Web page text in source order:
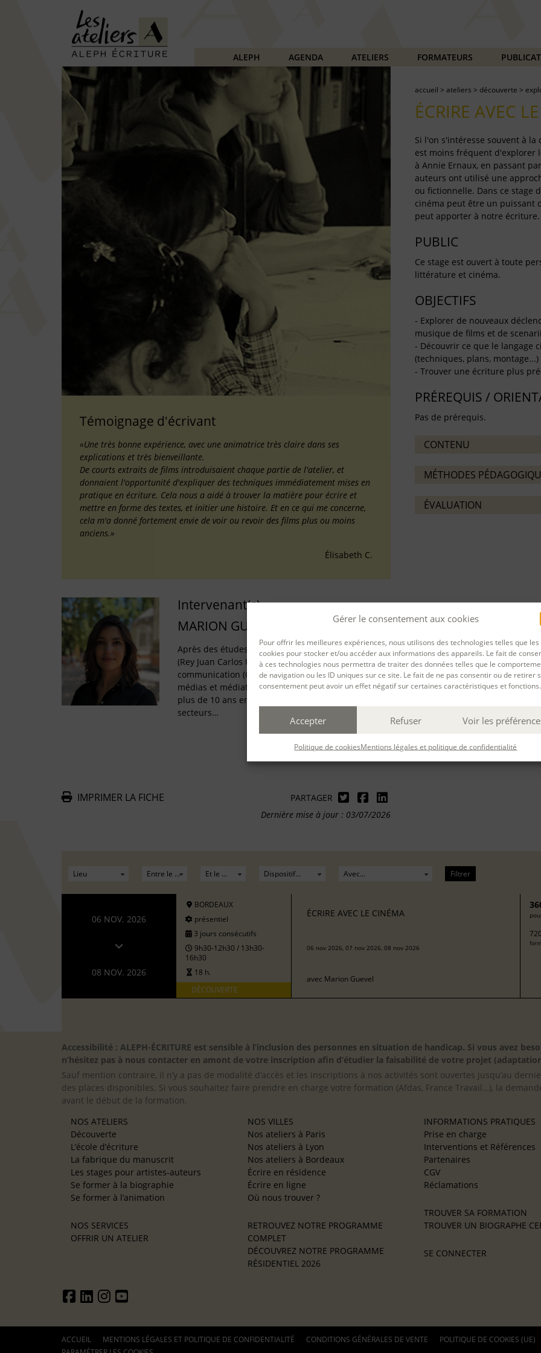
Gérer le consentement aux cookies
Pour offrir les meilleures expériences, nous utilisons des technologies telles que les
cookies pour stocker et/ou accéder aux informations des appareils. Le fait de
à ces technologies nous permettra de traiter des données telles que le
de navigation ou les ID uniques sur ce site. Le fait de ne pas consentir ou de retirer
consentement peut avoir un effet négatif sur certaines caractéristiques et fonctions.
Accepter Refuser Voir les
Politique de cookiesMentions légales et politique de confidentialité
ALEPH AGENDA ATELIERS FORMATEURS
Témoignage d'écrivant
«Une très bonne expérience, avec une animatrice très claire dans ses
explications et très bienveillante.
De courts extraits de films introduisaient chaque partie de l'atelier, et
donnaient l'opportunité d'expliquer des techniques immédiatement mises en
pratique en écriture. Cela nous a aidé à trouver la matière pour écrire et
mettre en forme des textes, et initier une histoire. Et en ce qui me concerne,
cela m'a donné fortement envie de voir ou revoir des films plus ou moins
anciens.»
Élisabeth C.
Intervenant(s)
MARION GUEVEL
Après des études de lettres (Sorbonne), en cinéma
(Rey Juan Carlos Universidad, Madrid) et en
communication (CELSA) avec une spécialisation en
médias et médiatisation, Marion a exercé pendant
plus de 10 ans en France et en Espagne dans des
secteurs…
IMPRIMER LA FICHE
PARTAGER
Dernière mise à jour : 03/07/2026
accueil > ateliers > découverte >
ÉCRIRE AVEC
Si l'on s'intéresse souvent à
est moins fréquent d'explorer
à Annie Ernaux, en passant
auteurs ont utilisé une
ou fictionnelle. Dans ce stage
cinéma peut être un puissant
peut apporter à notre écriture.
PUBLIC
Ce stage est ouvert à toute
littérature et cinéma.
OBJECTIFS
- Explorer de nouveaux
musique de films et de scenarii
- Découvrir ce que le langage
(techniques, plans, montage...)
- Trouver une écriture plus
PRÉREQUIS /
Pas de prérequis.
CONTENU
MÉTHODES
ÉVALUATION
Filtrer
06 NOV. 2026
08 NOV. 2026
BORDEAUX
présentiel
3 jours consécutifs
9h30-12h30 / 13h30-
16h30
18 h.
DÉCOUVERTE
ÉCRIRE AVEC LE CINÉMA
06 nov 2026, 07 nov 2026, 08 nov 2026
avec Marion Guevel
Accessibilité : ALEPH-ÉCRITURE est sensible à l’inclusion des personnes en situation de handicap. Si vous avez
n’hésitez pas à nous contacter en amont de votre inscription afin d’étudier la faisabilité de votre projet
Sauf mention contraire, il n’y a pas de modalité d’accès et les inscriptions à nos activités sont ouvertes jusqu’au
des places disponibles. Si vous souhaitez faire prendre en charge votre formation (Afdas, France Travail…), la
avant le début de la formation.
NOS ATELIERS
Découverte
L’école d’écriture
La fabrique du manuscrit
Les stages pour artistes-auteurs
Se former à la biographie
Se former à l’animation
NOS SERVICES
OFFRIR UN ATELIER
NOS VILLES
Nos ateliers à Paris
Nos ateliers à Lyon
Nos ateliers à Bordeaux
Écrire en résidence
Écrire en ligne
Où nous trouver ?
RETROUVEZ NOTRE PROGRAMME
COMPLET
DÉCOUVREZ NOTRE PROGRAMME
RÉSIDENTIEL 2026
INFORMATIONS PRATIQUES
Prise en charge
Interventions et Références
Partenaires
CGV
Réclamations
TROUVER SA FORMATION
TROUVER UN BIOGRAPHE
SE CONNECTER
ACCUEIL MENTIONS LÉGALES ET POLITIQUE DE CONFIDENTIALITÉ CONDITIONS GÉNÉRALES DE VENTE
POLITIQUE DE COOKIES (UE)